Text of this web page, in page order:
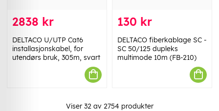
2838 kr
DELTACO U/UTP Cat6
installasjonskabel, for
utendørs bruk, 305m, svart
130 kr
DELTACO fiberkablage SC -
SC 50/125 dupleks
multimode 10m (FB-210)
Viser 32av 2754 produkter